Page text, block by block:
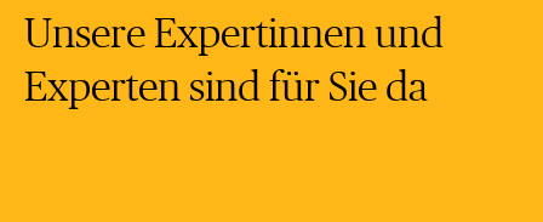
Unsere Expertinnen und
Experten sind für Sie da